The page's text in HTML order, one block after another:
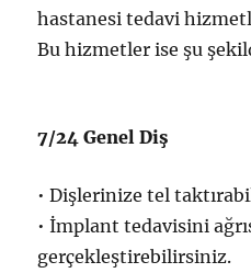
hastanesi tedavi
Bu hizmetler ise şu
7/24 Genel Diş
• Dişlerinize tel
• İmplant tedavisini
gerçekleştirebilirsiniz.